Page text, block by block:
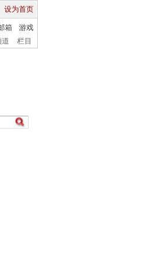
设为首页
箱
游戏
道 栏目